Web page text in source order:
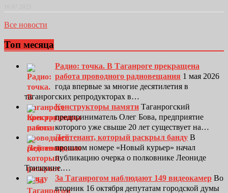
Все новости
Топ месяца
Радио: точка. В Таганроге прекращена
работа проводного радиовещания 1 мая 2026
года впервые за многие десятилетия в
таганрогских репродукторах в…
Конструкторы памяти Таганрогский
предприниматель Олег Бова, предприятие
которого уже свыше 20 лет существует на…
Лейтенант, который раскрыл банду В
прошлом номере «Новый курьер» начал
публикацию очерка о полковнике Леониде
Тришкине.…
За Таганрогом наблюдают 149 видеокамер Во
вторник 16 октября депутатам городской думы